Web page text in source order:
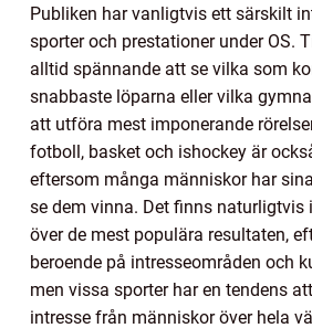
Publiken har vanligtvis ett särskilt
sporter och prestationer under OS.
alltid spännande att se vilka som
snabbaste löparna eller vilka
att utföra mest imponerande
fotboll, basket och ishockey är
eftersom många människor har
se dem vinna. Det finns naturligtvis
över de mest populära resultaten,
beroende på intresseområden och
men vissa sporter har en tendens
intresse från människor över hela